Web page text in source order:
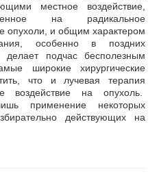
местное воздействие,
на радикальное
опухоли, и общим характером
особенно в поздних
делает подчас бесполезным
широкие хирургические
что и лучевая терапия
воздействие на опухоль.
применение некоторых
действующих на